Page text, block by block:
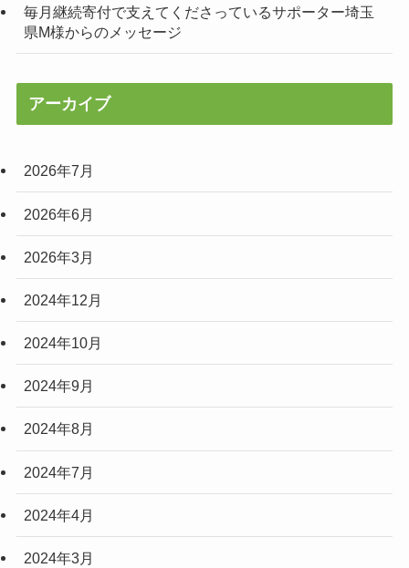
毎月継続寄付で支えてくださっているサポーター埼玉
県M様からのメッセージ
アーカイブ
2026年7月
2026年6月
2026年3月
2024年12月
2024年10月
2024年9月
2024年8月
2024年7月
2024年4月
2024年3月